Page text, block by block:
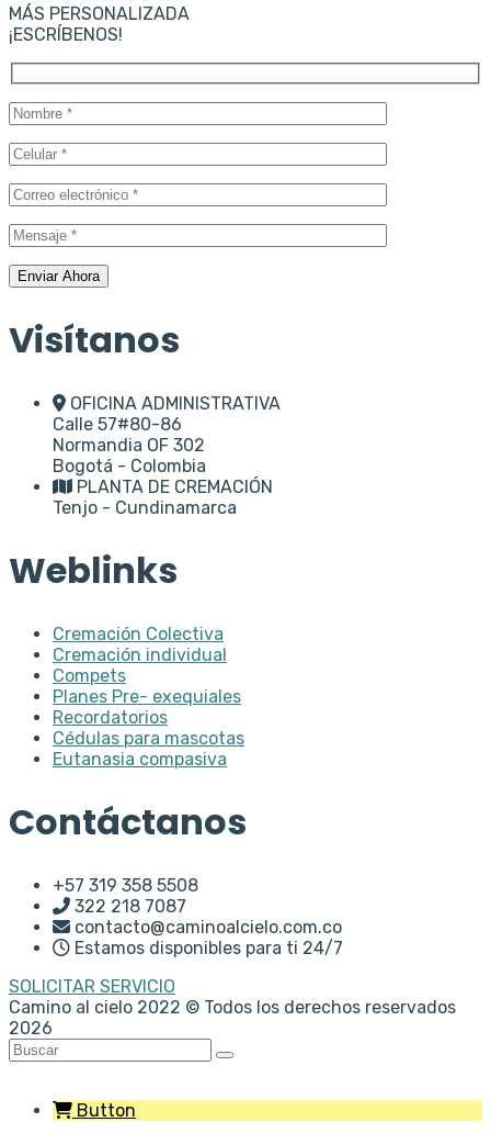
MÁS PERSONALIZADA
¡ESCRÍBENOS!
Enviar Ahora
Visítanos
OFICINA ADMINISTRATIVA
Calle 57#80-86
Normandia OF 302
Bogotá - Colombia
PLANTA DE CREMACIÓN
Tenjo - Cundinamarca
Weblinks
Cremación Colectiva
Cremación individual
Compets
Planes Pre- exequiales
Recordatorios
Cédulas para mascotas
Eutanasia compasiva
Contáctanos
+57 319 358 5508
322 218 7087
contacto@caminoalcielo.com.co
Estamos disponibles para ti 24/7
SOLICITAR SERVICIO
Camino al cielo 2022 © Todos los derechos reservados
2026
Button